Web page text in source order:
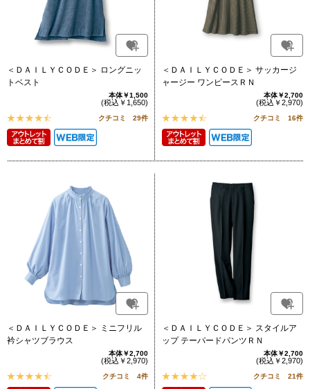
＜ＤＡＩＬＹＣＯＤＥ＞ ロングニッ
トベスト
本体￥1,500
(税込￥1,650)
クチコミ 29件
＜ＤＡＩＬＹＣＯＤＥ＞ サッカージ
ャージー ワンピースＲＮ
本体￥2,700
(税込￥2,970)
クチコミ 16件
＜ＤＡＩＬＹＣＯＤＥ＞ ミニフリル
衿シャツブラウス
本体￥2,700
(税込￥2,970)
クチコミ 4件
＜ＤＡＩＬＹＣＯＤＥ＞ スタイルア
ップ テーパードパンツＲＮ
本体￥2,700
(税込￥2,970)
クチコミ 21件